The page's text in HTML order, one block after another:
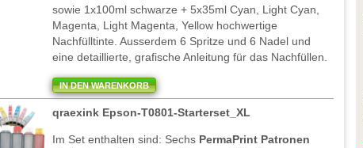
sowie 1x100ml schwarze + 5x35ml Cyan, Light Cyan,
Magenta, Light Magenta, Yellow hochwertige
Nachfülltinte. Ausserdem 6 Spritze und 6 Nadel und
eine detaillierte, grafische Anleitung für das Nachfüllen.
IN DEN WARENKORB
qraexink Epson-T0801-Starterset_XL
Im Set enthalten sind: Sechs PermaPrint Patronen